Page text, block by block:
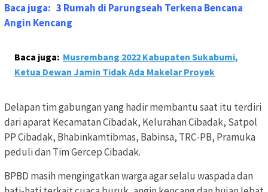
Baca juga: 3 Rumah di Parungseah Terkena Bencana
Angin Kencang
Baca juga: Musrembang 2022 Kabupaten Sukabumi,
Ketua Dewan Jamin Tidak Ada Makelar Proyek
Delapan tim gabungan yang hadir membantu saat itu terdiri
dari aparat Kecamatan Cibadak, Kelurahan Cibadak, Satpol
PP Cibadak, Bhabinkamtibmas, Babinsa, TRC-PB, Pramuka
peduli dan Tim Gercep Cibadak.
BPBD masih mengingatkan warga agar selalu waspada dan